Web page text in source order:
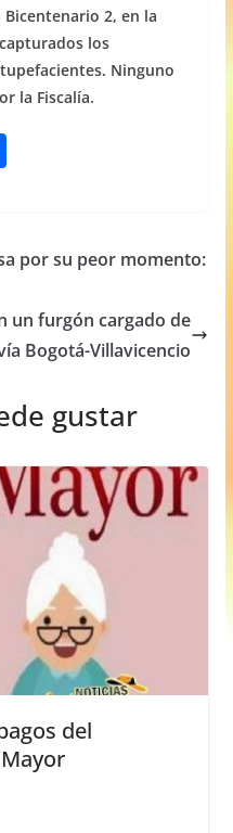
2, en la
los
Ninguno
la Fiscalía.
S
epor su peor momento:
un furgón cargado de
Bogotá-Villavicencio
gustar
del